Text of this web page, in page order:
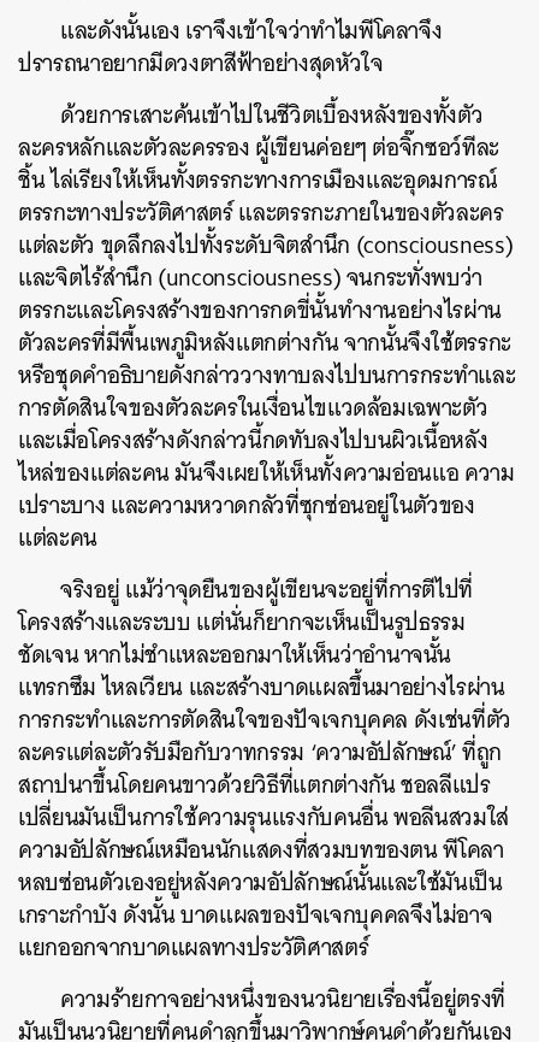
และดังนั้นเอง เราจึงเข้าใจว่าทำไมพีโคลาจึง
ปรารถนาอยากมีดวงตาสีฟ้าอย่างสุดหัวใจ
ด้วยการเสาะค้นเข้าไปในชีวิตเบื้องหลังของทั้งตัว
ละครหลักและตัวละครรอง ผู้เขียนค่อยๆ ต่อจิ๊กซอว์ทีละ
ชิ้น ไล่เรียงให้เห็นทั้งตรรกะทางการเมืองและอุดมการณ์
ตรรกะทางประวัติศาสตร์ และตรรกะภายในของตัวละคร
แต่ละตัว ขุดลึกลงไปทั้งระดับจิตสำนึก (consciousness)
และจิตไร้สำนึก (unconsciousness) จนกระทั่งพบว่า
ตรรกะและโครงสร้างของการกดขี่นั้นทำงานอย่างไรผ่าน
ตัวละครที่มีพื้นเพภูมิหลังแตกต่างกันจากนั้นจึงใช้ตรรกะ
หรือชุดคำอธิบายดังกล่าววางทาบลงไปบนการกระทำและ
การตัดสินใจของตัวละครในเงื่อนไขแวดล้อมเฉพาะตัว
และเมื่อโครงสร้างดังกล่าวนี้กดทับลงไปบนผิวเนื้อหลัง
ไหล่ของแต่ละคน มันจึงเผยให้เห็นทั้งความอ่อนแอ ความ
เปราะบาง และความหวาดกลัวที่ซุกซ่อนอยู่ในตัวของ
แต่ละคน
จริงอยู่ แม้ว่าจุดยืนของผู้เขียนจะอยู่ที่การตีไปที่
โครงสร้างและระบบ แต่นั่นก็ยากจะเห็นเป็นรูปธรรม
ชัดเจน หากไม่ชำแหละออกมาให้เห็นว่าอำนาจนั้น
แทรกซึม ไหลเวียน และสร้างบาดแผลขึ้นมาอย่างไรผ่าน
การกระทำและการตัดสินใจของปัจเจกบุคคล ดังเช่นที่ตัว
ละครแต่ละตัวรับมือกับวาทกรรม ‘ความอัปลักษณ์’ ที่ถูก
สถาปนาขึ้นโดยคนขาวด้วยวิธีที่แตกต่างกันชอลลีแปร
เปลี่ยนมันเป็นการใช้ความรุนแรงกับคนอื่น พอลีนสวมใส่
ความอัปลักษณ์เหมือนนักแสดงที่สวมบทของตน พีโคลา
หลบซ่อนตัวเองอยู่หลังความอัปลักษณ์นั้นและใช้มันเป็น
เกราะกำบัง ดังนั้นบาดแผลของปัจเจกบุคคลจึงไม่อาจ
แยกออกจากบาดแผลทางประวัติศาสตร์
ความร้ายกาจอย่างหนึ่งของนวนิยายเรื่องนี้อยู่ตรงที่
มันเป็นนวนิยายที่คนดำลุกขึ้นมาวิพากษ์คนดำด้วยกันเอง